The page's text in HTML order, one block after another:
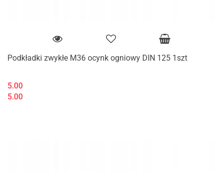
Podkładki zwykłe M36 ocynk ogniowy DIN 125 1szt
5.00
5.00